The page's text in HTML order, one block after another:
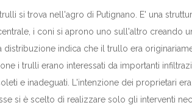
si trova nell'agro di Putignano. E' una
i coni si aprono uno sull'altro creando
distribuzione indica che il trullo era
i trulli erano interessati da importanti
e inadeguati. L'intenzione dei proprietari
si è scelto di realizzare solo gli interventi